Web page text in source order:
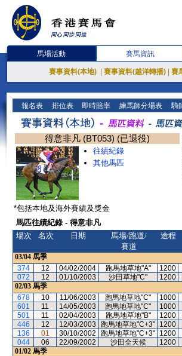
馬場活動 賽馬資訊
賽事資料(本地) 賽事資料(越洋轉播) 賽
報名表 排位表 即時賠率 練馬師分場表 騎
得意非凡 (BT053) (已退役)
往績紀錄
其他馬匹
*包括本地及海外賽績及獎金
馬匹往績紀錄 - 得意非凡
場次
名次 日期
馬場/跑道/
賽道
途程
03/04 馬季
374
12 04/02/2004 跑馬地草地"A" 1200
072
12 01/10/2003 沙田草地"C" 1200
02/03 馬季
678
10 11/06/2003 跑馬地草地"C" 1000
601
11 14/05/2003 跑馬地草地"C" 1000
501
11 02/04/2003 跑馬地草地"B" 1200
446
12 12/03/2003 跑馬地草地"C+3" 1200
136
01 30/10/2002 跑馬地草地"C+3" 1200
044
06 22/09/2002 沙田全天候 1200
01/02 馬季